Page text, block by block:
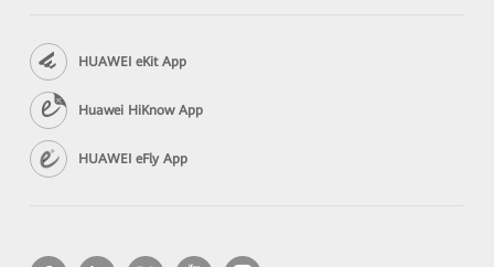
HUAWEI eKit App
Huawei HiKnow App
HUAWEI eFly App